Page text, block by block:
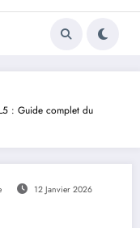
: Guide complet du
12 Janvier 2026